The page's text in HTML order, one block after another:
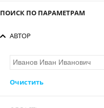
ПОИСК ПО ПАРАМЕТРАМ
АВТОР
Очистить